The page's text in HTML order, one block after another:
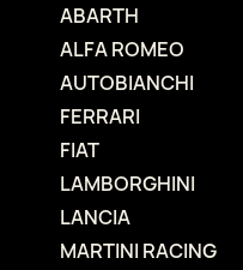
ABARTH
ALFA ROMEO
AUTOBIANCHI
FERRARI
FIAT
LAMBORGHINI
LANCIA
MARTINI RACING